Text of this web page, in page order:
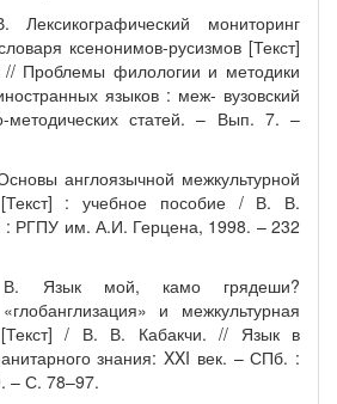
мониторинг
ксенонимов-русизмов [Текст]
Проблемы филологии и методики
языков : меж- вузовский
методических статей. – Вып. 7. –
англоязычной межкультурной
[Текст] : учебное пособие / В. В.
: РГПУ им. А.И. Герцена, 1998. – 232
Язык мой, камо грядеши?
и межкультурная
[Текст] / В. В. Кабакчи. // Язык в
знания: XXI век. – СПб. :
– С. 78–97.